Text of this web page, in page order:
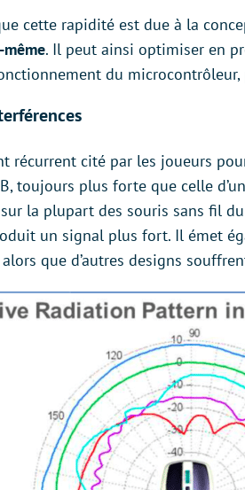
cette rapidité est due à la
. Il peut ainsi optimiser en
du
récurrent cité par les joueurs
toujours plus forte que celle
la plupart des souris sans fil du
un signal plus fort. Il émet
que d’autres designs